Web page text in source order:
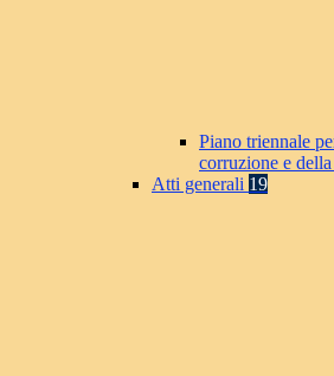
Piano triennale
corruzione e
Atti generali 19